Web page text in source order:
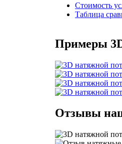
Стоимость
Таблица
Примеры
Отзывы